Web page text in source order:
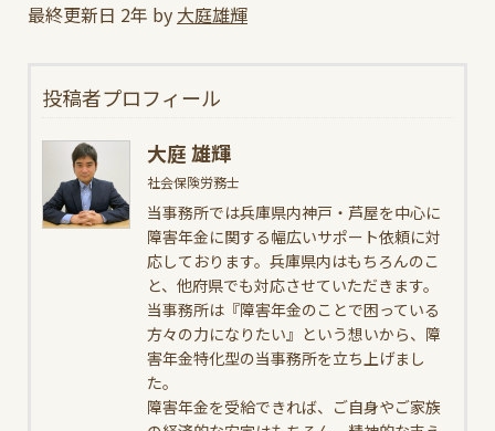
最終更新日 2年 by 大庭雄輝
投稿者プロフィール
大庭 雄輝
社会保険労務士
当事務所では兵庫県内神戸・芦屋を中心に
障害年金に関する幅広いサポート依頼に対
応しております。兵庫県内はもちろんのこ
と、他府県でも対応させていただきます。
当事務所は『障害年金のことで困っている
方々の力になりたい』という想いから、障
害年金特化型の当事務所を立ち上げまし
た。
障害年金を受給できれば、ご自身やご家族